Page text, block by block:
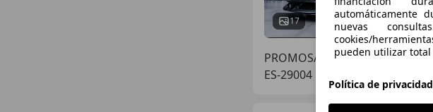
17
PROMOSALE SPAIN
ES-29004 MÁLAGA
automáticamente
nuevas
cookies/
pueden utilizar
Política de privacidad